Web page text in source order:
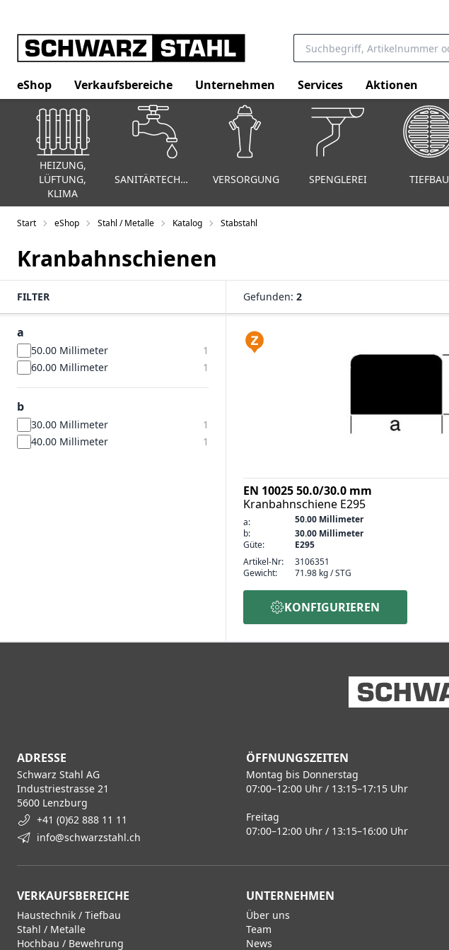
eShop Verkaufsbereiche Unternehmen Services Aktionen
HEIZUNG,
LÜFTUNG,
KLIMA
SANITÄRTECHNIK VERSORGUNG SPENGLEREI TIEFBAU
Start eShop Stahl / Metalle Katalog Stabstahl
Kranbahnschienen
FILTER
a
50.00 Millimeter
1
60.00 Millimeter
1
b
30.00 Millimeter
1
40.00 Millimeter
1
Gefunden: 2
EN 10025 50.0/30.0 mm
Kranbahnschiene E295
a:
50.00 Millimeter
b:
30.00 Millimeter
Güte:
E295
Artikel-Nr:
3106351
Gewicht:
71.98 kg / STG
KONFIGURIEREN
ADRESSE
Schwarz Stahl AG
Industriestrasse 21
5600 Lenzburg
+41 (0)62 888 11 11
info@schwarzstahl.ch
ÖFFNUNGSZEITEN
Montag bis Donnerstag
07:00–12:00 Uhr / 13:15–17:15 Uhr
Freitag
07:00–12:00 Uhr / 13:15–16:00 Uhr
VERKAUFSBEREICHE
Haustechnik / Tiefbau
Stahl / Metalle
Hochbau / Bewehrung
UNTERNEHMEN
Über uns
Team
News